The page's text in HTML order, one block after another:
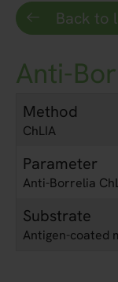
Back to
Anti-
Method
ChLIA
Parameter
Anti-Borrelia
Substrate
Antigen-coated